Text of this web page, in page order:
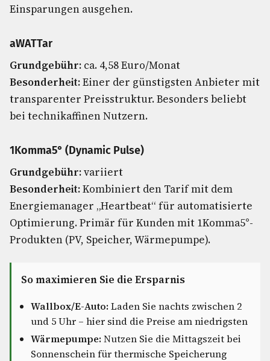
Einsparungen ausgehen.
aWATTar
Grundgebühr: ca. 4,58 Euro/Monat
Besonderheit:Einer der günstigsten Anbieter mit
transparenter Preisstruktur. Besonders beliebt
bei technikaffinen Nutzern.
1Komma5° (Dynamic Pulse)
Grundgebühr:variiert
Besonderheit:Kombiniert den Tarif mit dem
Energiemanager „Heartbeat“ für automatisierte
Optimierung. Primär für Kunden mit 1Komma5°-
Produkten (PV, Speicher, Wärmepumpe).
So maximieren Sie die Ersparnis
Wallbox/E-Auto: Laden Sie nachts zwischen 2
und 5 Uhr – hier sind die Preise am niedrigsten
Wärmepumpe: Nutzen Sie die Mittagszeit bei
Sonnenschein für thermische Speicherung